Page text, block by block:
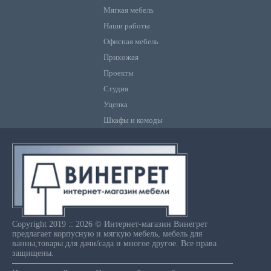
Мягкая мебель
Наши работы
Офисная мебель
Прихожая
Проекты
Студия
Уценка
Шкафы и комоды
Copyright 2019 :: 2026 © Интернет-магазин Винегрет
предлагает корпусную и мягкую мебель, мебель для
ванны,товары для дачи/сада и многое другое. Все права
защищены.